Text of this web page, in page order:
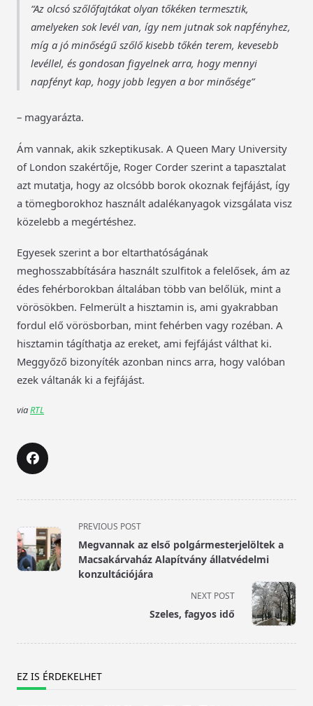
Az olcsó szőlőfajtákat olyan tőkéken termesztik,
amelyeken sok levél van, így nem jutnak sok napfényhez,
míg a jó minőségű szőlő kisebb tőkén terem, kevesebb
levéllel, és gondosan figyelnek arra, hogy mennyi
napfényt kap, hogy jobb legyen a bor minősége
– magyarázta.
Ám vannak, akik szkeptikusak. A Queen Mary University
of London szakértője, Roger Corder szerint a tapasztalat
azt mutatja, hogy az olcsóbb borok okoznak fejfájást, így
a tömegborokhoz használt adalékanyagok vizsgálata visz
közelebb a megértéshez.
Egyesek szerint a bor eltarthatóságának
meghosszabbítására használt szulfitok a felelősek, ám az
édes fehérborokban általában több van belőlük, mint a
vörösökben. Felmerült a hisztamin is, ami gyakrabban
fordul elő vörösborban, mint fehérben vagy rozéban. A
hisztamin tágíthatja az ereket, ami fejfájást válthat ki.
Meggyőző bizonyíték azonban nincs arra, hogy valóban
ezek váltanák ki a fejfájást.
viaRTL
<span
class="nav-
subtitle
screen-
PREVIOUS POST
Megvannak az első polgármesterjelöltek a
Macsakárvaház Alapítvány állatvédelmi
konzultációjára
NEXT POST
Szeles, fagyos idő
EZ IS ÉRDEKELHET